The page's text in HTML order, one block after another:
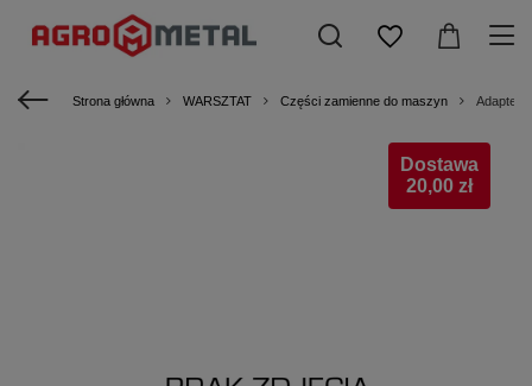
Strona główna WARSZTAT Części zamienne do maszyn Adapter
Dostawa
20,00 zł